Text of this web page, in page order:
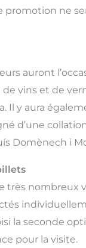
promotion ne
auront
vins et de
Il y aura
d’une
Domènech i
très
seconde
pour la visite.